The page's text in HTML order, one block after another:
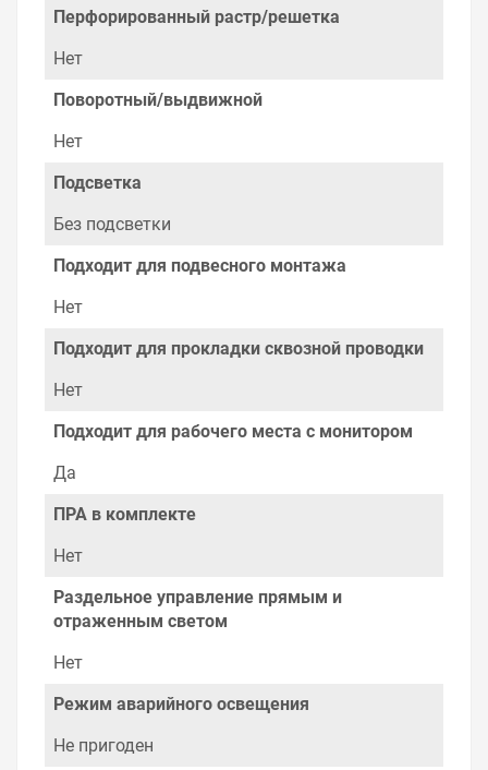
Перфорированный растр/решетка
Нет
Поворотный/выдвижной
Нет
Подсветка
Без подсветки
Подходит для подвесного монтажа
Нет
Подходит для прокладки сквозной проводки
Нет
Подходит для рабочего места с монитором
Да
ПРА в комплекте
Нет
Раздельное управление прямым и
отраженным светом
Нет
Режим аварийного освещения
Не пригоден